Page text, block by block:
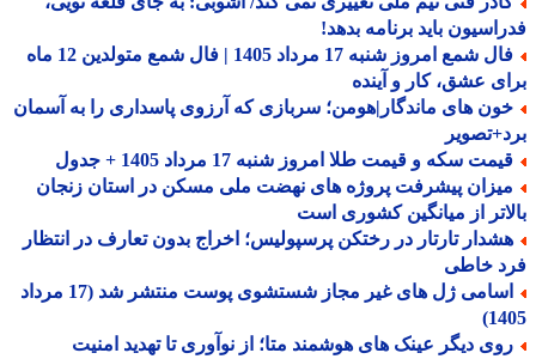
باید برنامه بدهد!
فال شمع امروز شنبه 17 مرداد 1405 | فال شمع متولدین 12 ماه
عشق، کار و آینده
های ماندگار|هومن؛ سربازی که آرزوی پاسداری را به آسمان
سکه و قیمت طلا امروز شنبه 17 مرداد 1405 + جدول
پیشرفت پروژه های نهضت ملی مسکن در استان زنجان
از میانگین کشوری است
تارتار در رختکن پرسپولیس؛ اخراج بدون تعارف در انتظار
خاطی
اسامی ژل های غیر مجاز شستشوی پوست منتشر شد (17 مرداد
دیگر عینک های هوشمند متا؛ از نوآوری تا تهدید امنیت